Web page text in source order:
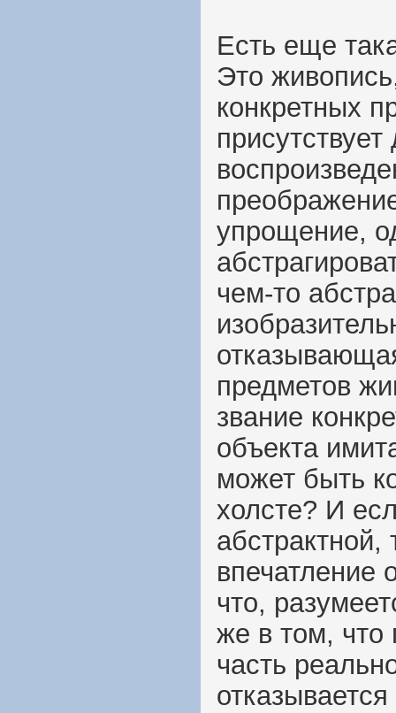
Есть еще
Это
конкретных
упрощение,
чем-то
предметов
звание
объекта
может быть
холсте? И
абстрактной,
впечатление
что,
же в том, что
часть